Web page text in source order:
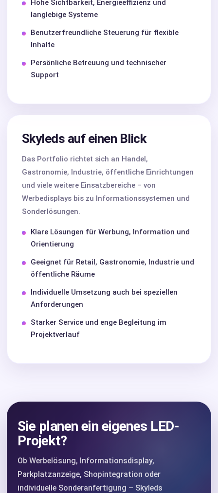
Hohe Sichtbarkeit, Energieeffizienz und
langlebige Systeme
Benutzerfreundliche Steuerung für flexible
Inhalte
Persönliche Betreuung und technischer
Support
Skyleds auf einen Blick
Das Portfolio richtet sich an Handel,
Gastronomie, Industrie, öffentliche Einrichtungen
und viele weitere Einsatzbereiche – von
Werbedisplays bis zu Informationssystemen und
Sonderlösungen.
Klare Lösungen für Werbung, Information und
Orientierung
Geeignet für Retail, Gastronomie, Industrie und
öffentliche Räume
Individuelle Umsetzung auch bei speziellen
Anforderungen
Starker Service und enge Begleitung im
Projektverlauf
Sie planen ein eigenes LED-
Projekt?
Ob Werbelösung, Informationsdisplay,
Parkplatzanzeige, Shopintegration oder
individuelle Sonderanfertigung – Skyleds